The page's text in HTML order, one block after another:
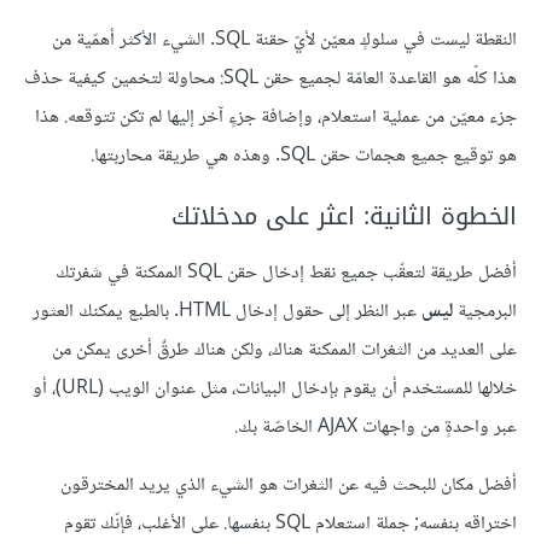
النقطة ليست في سلوكٍ معيّن لأيّ حقنة SQL. الشيء الأكثر أهمّية من
هذا كلّه هو القاعدة العامّة لجميع حقن SQL: محاولة لتخمين كيفية حذف
جزء معيّن من عملية استعلام، وإضافة جزءٍ آخر إليها لم تكن تتوقعه. هذا
هو توقيع جميع هجمات حقن SQL. وهذه هي طريقة محاربتها.
الخطوة الثانية: اعثر على مدخلاتك
أفضل طريقة لتعقّب جميع نقط إدخال حقن SQL الممكنة في شفرتك
البرمجيةليس
عبر النظر إلى حقول إدخال HTML. بالطبع يمكنك العثور
على العديد من الثغرات الممكنة هناك، ولكن هناك طرقٌ أخرى يمكن من
خلالها للمستخدم أن يقوم بإدخال البيانات، مثل عنوان الويب (URL)، أو
عبر واحدةٍ من واجهات AJAX الخاصّة بك.
أفضل مكان للبحث فيه عن الثغرات هو الشيء الذي يريد المخترقون
اختراقه بنفسه; جملة استعلام SQL بنفسها. على الأغلب، فإنّك تقوم